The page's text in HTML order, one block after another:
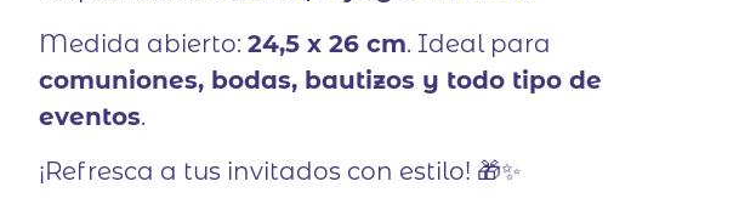
Medida abierto:24,5 x 26 cm. Ideal para
comuniones, bodas, bautizos y todo tipo de
eventos.
¡Refresca a tus invitados con estilo! 🎁✨